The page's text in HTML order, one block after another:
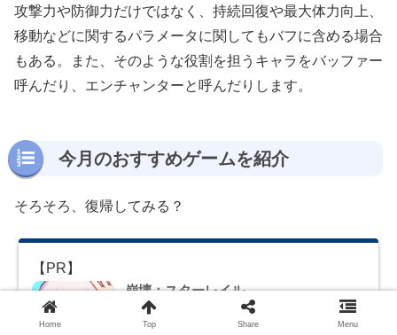
攻撃力や防御力だけではなく、持続回復や最大体力向上、
移動などに関するパラメータに関してもバフに含める場合
もある。また、そのような役割を担うキャラをバッファー
呼んだり、エンチャンターと呼んだりします。
今月のおすすめゲームを紹介
そろそろ、復帰してみる？
崩壊：スターレイル
COGNOSPHERE PTE. LTD. 無料
アプリ
ーチ
Home Top Share Menu